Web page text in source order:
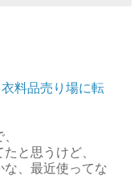
料品売り場に転
と思うけど、
、最近使ってな